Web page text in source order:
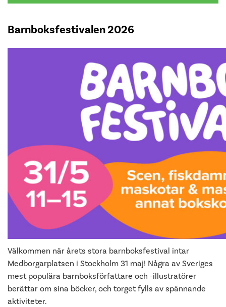
Barnboksfestivalen 2026
Välkommen när årets stora barnboksfestival intar
Medborgarplatsen i Stockholm 31 maj! Några av Sveriges
mest populära barnboksförfattare och -illustratörer
berättar om sina böcker, och torget fylls av spännande
aktiviteter.